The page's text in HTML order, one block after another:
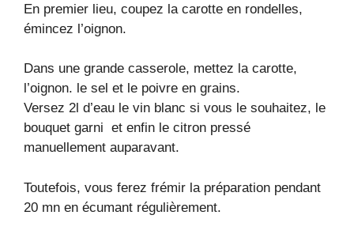
En premier lieu, coupez la carotte en rondelles,
émincez l’oignon.
Dans une grande casserole, mettez la carotte,
l’oignon. le sel et le poivre en grains.
Versez 2l d’eau le vin blanc si vous le souhaitez, le
bouquet garni et enfin le citron pressé
manuellement auparavant.
Toutefois, vous ferez frémir la préparation pendant
20 mn en écumant régulièrement.